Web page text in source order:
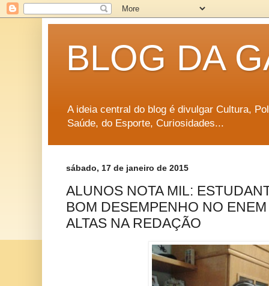
BLOG DA
A ideia central do blog é divulgar Cultura,
Saúde, do Esporte, Curiosidades...
sábado, 17 de janeiro de 2015
ALUNOS NOTA MIL:
BOM DESEMPENHO NO
ALTAS NA REDAÇÃO